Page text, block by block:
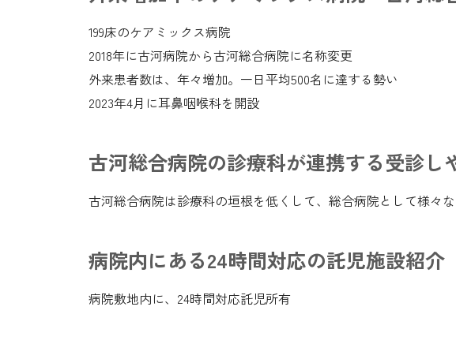
199床のケアミックス病院
2018年に古河病院から古河総合病院に名称変更
外来患者数は、年々増加。一日平均500名に達する勢い
2023年4月に耳鼻咽喉科を開設
古河総合病院の診療科が連携する受診し
古河総合病院は診療科の垣根を低くして、総合病院として様々
病院内にある24時間対応の託児施設紹介
病院敷地内に、24時間対応託児所有